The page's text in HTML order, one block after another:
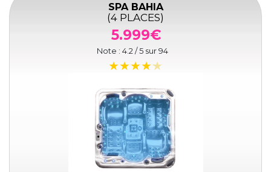
SPA BAHIA
(4 PLACES)
5.999€
Note : 4.2 / 5 sur94